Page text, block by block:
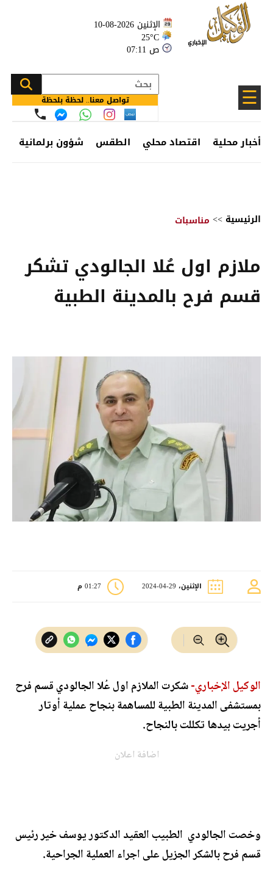
الإثنين 2026-08-10
25°C
07:11 ص
☰ تواصل معنا.. لحظة بلحظة
أخبار محلية اقتصاد محلي الطقس شؤون برلمانية
الرئيسية >> مناسبات
ملازم اول عُلا الجالودي تشكر
قسم فرح بالمدينة الطبية
الإثنين، 29-04-2024 01:27 م
الوكيل الإخباري-شكرت الملازم اول عُلا الجالودي قسم فرح
بمستشفى المدينة الطبية للمساهمة بنجاح عملية أوتار
أجريت بيدها تكللت بالنجاح.
اضافة اعلان
وخصت الجالودي الطبيب العقيد الدكتور يوسف خير رئيس
قسم فرح بالشكر الجزيل على اجراء العملية الجراحية.